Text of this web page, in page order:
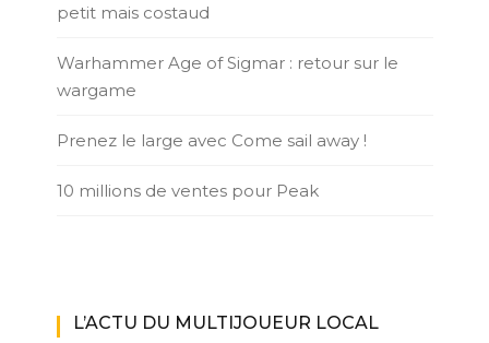
petit mais costaud
Warhammer Age of Sigmar : retour sur le
wargame
Prenez le large avec Come sail away !
10 millions de ventes pour Peak
L’ACTU DU MULTIJOUEUR LOCAL